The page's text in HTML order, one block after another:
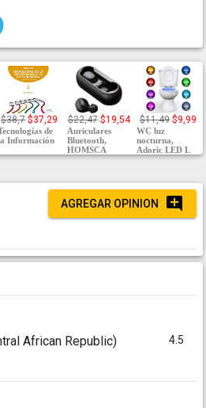
$38,7 $37,29
de
Información
$22,47 $19,54
Auriculares
Bluetooth,
HOMSCA
$11,49 $9,99
WC luz
nocturna,
Adoric LED L
AGREGAR OPINION
African Republic) 4.5